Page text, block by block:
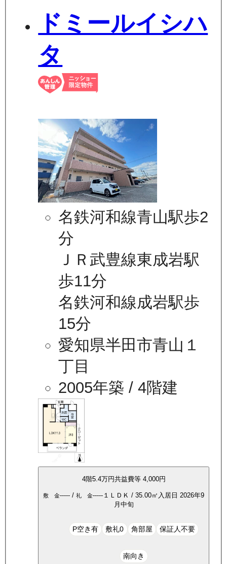
ドミールイシハ
タ
名鉄河和線青山駅歩2
分
ＪＲ武豊線東成岩駅
歩11分
名鉄河和線成岩駅歩
15分
愛知県半田市青山１
丁目
2005年築 / 4階建
4階5.4万円共益費等 4,000円
敷 金----- / 礼 金----- １ＬＤＫ / 35.00㎡ 入居日 2026年9
月中旬
P空き有 敷礼0 角部屋 保証人不要
南向き